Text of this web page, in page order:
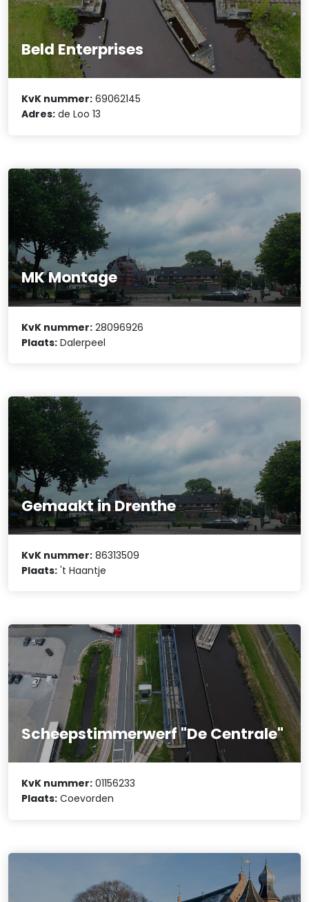
Beld Enterprises
KvK nummer: 69062145
Adres: de Loo 13
MK Montage
KvK nummer: 28096926
Plaats: Dalerpeel
Gemaakt in Drenthe
KvK nummer: 86313509
Plaats: 't Haantje
Scheepstimmerwerf "De Centrale"
KvK nummer: 01156233
Plaats: Coevorden